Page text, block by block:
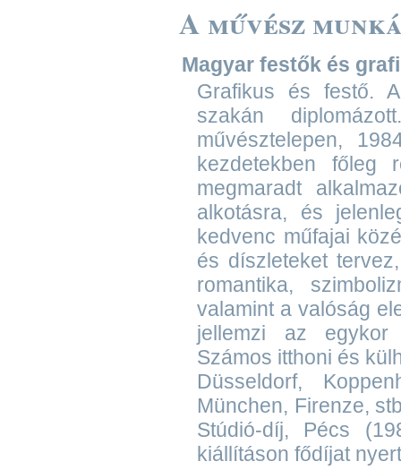
A művész
Magyar festők és
Grafikus és festő.
szakán
művésztelepen,
kezdetekben főleg
megmaradt
alkotásra, és
kedvenc műfajai
és díszleteket
romantika,
valamint a valóság
jellemzi az egykor
Számos itthoni és
Düsseldorf,
München, Firenze,
Stúdió-díj, Pécs
kiállításon fődíjat